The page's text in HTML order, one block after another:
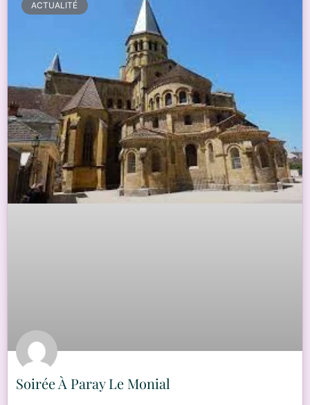
ACTUALITÉ
Soirée À Paray Le Monial